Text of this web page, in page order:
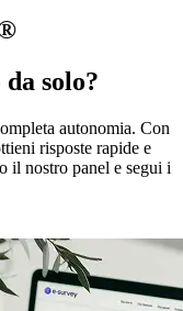
solo?
autonomia. Con
risposte rapide e
il nostro panel e segui i